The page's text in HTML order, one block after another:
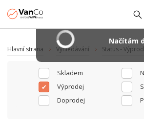
Hlavní strana Vyhledávání Status -
Skladem
Výprodej
Doprodej
Načítám